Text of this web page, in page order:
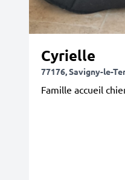
Cyrielle
77176, Savigny-le-
Famille accueil